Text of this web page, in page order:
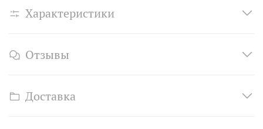
Характеристики
Отзывы
Доставка